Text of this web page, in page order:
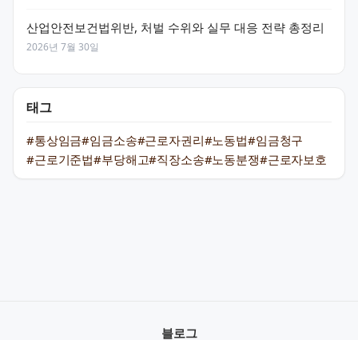
산업안전보건법위반, 처벌 수위와 실무 대응 전략 총정리
2026년 7월 30일
태그
#통상임금#임금소송#근로자권리#노동법#임금청구
#근로기준법#부당해고#직장소송#노동분쟁#근로자보호
블로그